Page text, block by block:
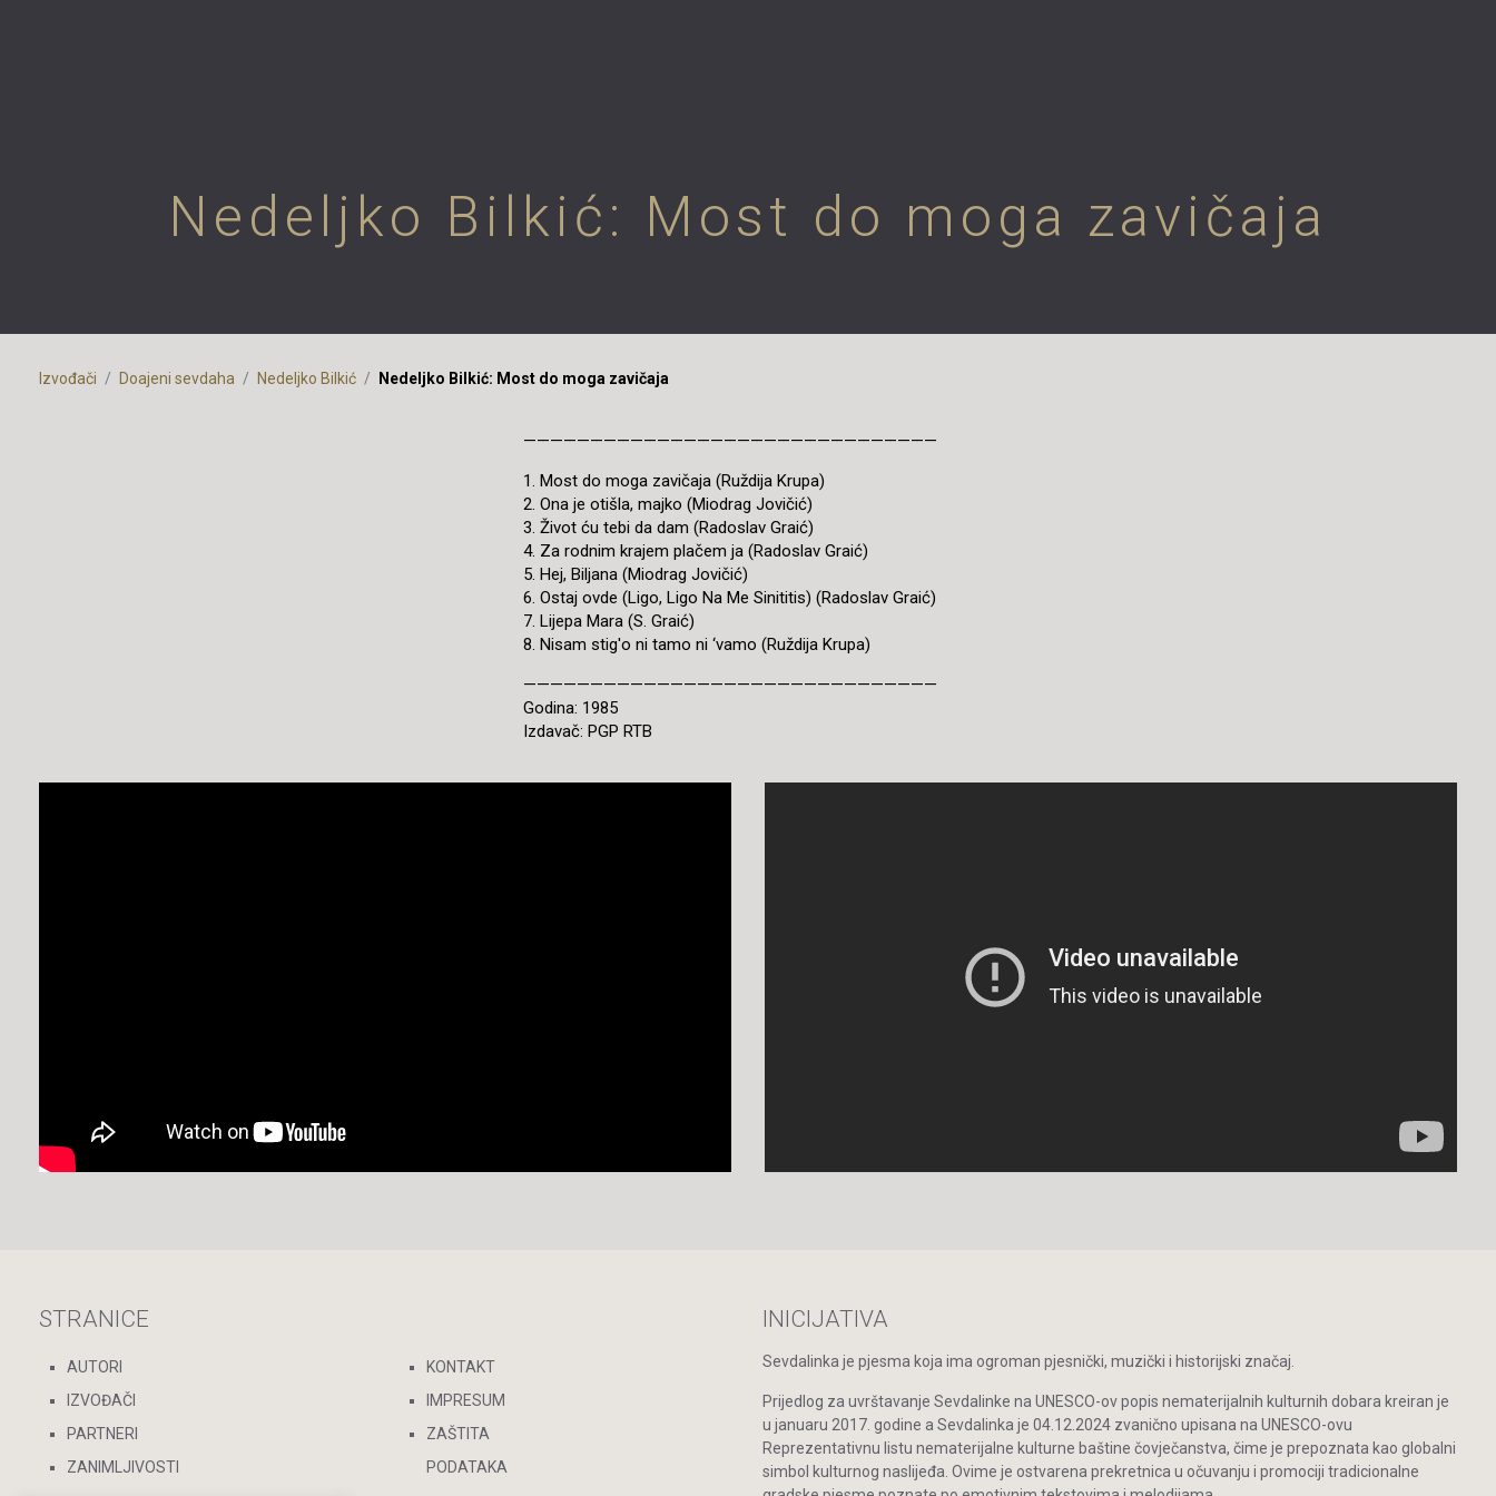
Nedeljko Bilkić: Most do moga zavičaja
Izvođači Doajeni sevdaha Nedeljko Bilkić Nedeljko Bilkić: Most do moga zavičaja
———————————————————————————————
1. Most do moga zavičaja (Ruždija Krupa)
2. Ona je otišla, majko (Miodrag Jovičić)
3. Život ću tebi da dam (Radoslav Graić)
4. Za rodnim krajem plačem ja (Radoslav Graić)
5. Hej, Biljana (Miodrag Jovičić)
6. Ostaj ovde (Ligo, Ligo Na Me Sinititis) (Radoslav Graić)
7. Lijepa Mara (S. Graić)
8. Nisam stig'o ni tamo ni ‘vamo (Ruždija Krupa)
———————————————————————————————
Godina: 1985
Izdavač: PGP RTB
STRANICE
AUTORI
IZVOĐAČI
PARTNERI
ZANIMLJIVOSTI
KONTAKT
IMPRESUM
ZAŠTITA
PODATAKA
INICIJATIVA
Sevdalinka je pjesma koja ima ogroman pjesnički, muzički i historijski značaj.
Prijedlog za uvrštavanje Sevdalinke na UNESCO-ov popis nematerijalnih kulturnih dobara kreiran je
u januaru 2017. godine a Sevdalinka je 04.12.2024 zvanično upisana na UNESCO-ovu
Reprezentativnu listu nematerijalne kulturne baštine čovječanstva, čime je prepoznata kao globalni
simbol kulturnog naslijeđa. Ovime je ostvarena prekretnica u očuvanju i promociji tradicionalne